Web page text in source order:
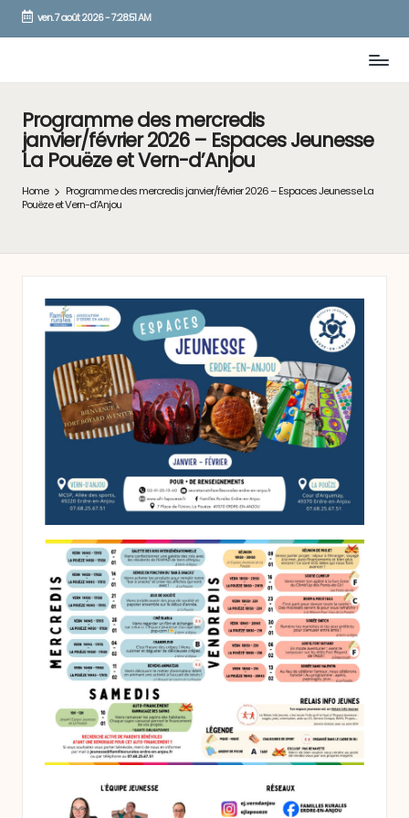
Skip
ven. 7 août 2026-7:28:51 AM
Programme des mercredis
janvier/février 2026 – Espaces Jeunesse
La Pouëze et Vern-d’Anjou
Home
Programme des mercredis janvier/février 2026 – Espaces Jeunesse La
Pouëze et Vern-d’Anjou